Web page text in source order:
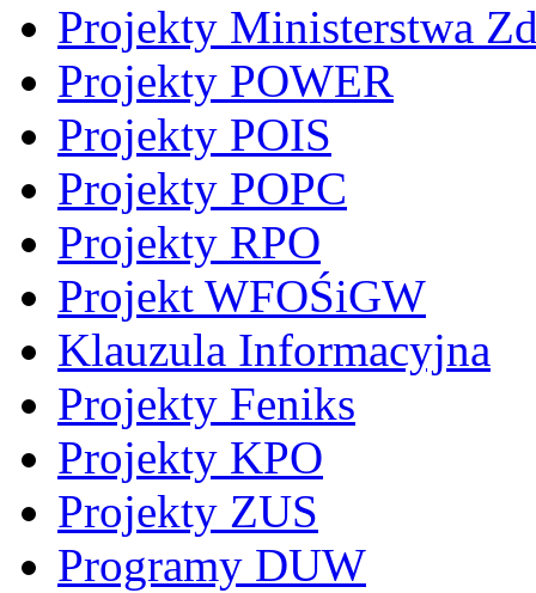
Projekty Ministerstwa
Projekty POWER
Projekty POIS
Projekty POPC
Projekty RPO
Projekt WFOŚiGW
Klauzula Informacyjna
Projekty Feniks
Projekty KPO
Projekty ZUS
Programy DUW